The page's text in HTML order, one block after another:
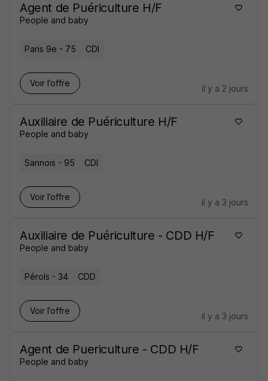
Agent de Puériculture H/F
People and baby
Paris 9e - 75 CDI
Voir l’offre
il y a 2 jours
Auxiliaire de Puériculture H/F
People and baby
Sannois - 95 CDI
Voir l’offre
il y a 3 jours
Auxiliaire de Puériculture - CDD H/F
People and baby
Pérols - 34 CDD
Voir l’offre
il y a 3 jours
Agent de Puericulture - CDD H/F
People and baby